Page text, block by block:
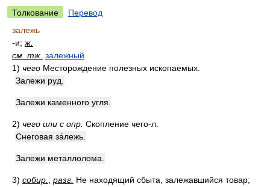
Толкование
Перевод
залежь
-и; ж.
см. тж. залежный
1) чего Месторождение полезных ископаемых.
Залежи руд.
Залежи каменного угля.
2) чего или с опр. Скопление чего-л.
Снеговая за́лежь.
Залежи металлолома.
3) собир. ; разг. Не находящий сбыта, залежавшийся товар;